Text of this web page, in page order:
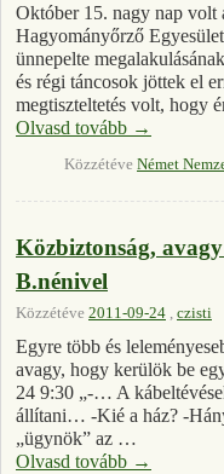
Október 15. nagy nap volt
Hagyományőrző
ünnepelte
és régi táncosok jöttek el
megtiszteltetés volt, hogy
Olvasd tovább →
Közzétéve Német
Közbiztonság, avagy
B.nénivel
Közzétéve 2011-09-24 , czisti
Egyre több és
avagy, hogy kerülök be
24 9:30 „-… A
állítani… -Kié a ház? -
„ügynök” az …
Olvasd tovább →